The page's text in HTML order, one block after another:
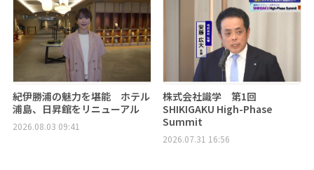
紀伊勝浦の魅力を堪能 ホテル
浦島、日昇館をリニューアル
2026.08.03 09:41
株式会社識学 第1回
SHIKIGAKU High-Phase
Summit
2026.07.31 16:56